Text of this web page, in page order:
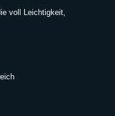
voll Leichtigkeit,